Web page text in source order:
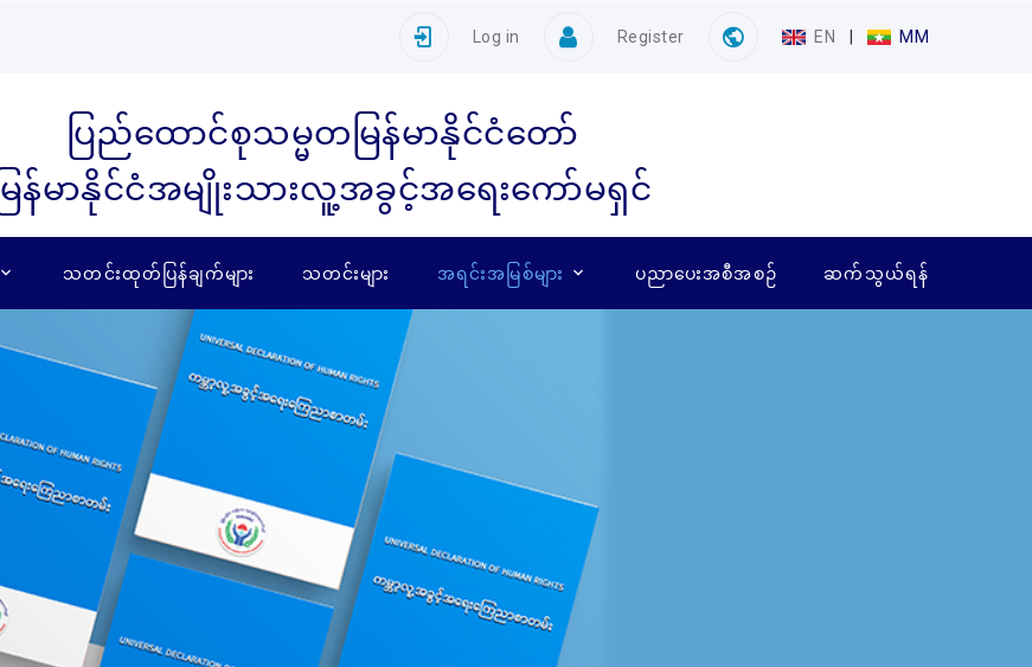
Log in Register EN | MM
ပြည်ထောင်စုသမ္မတမြန်မာနိုင်ငံတော်
မြန်မာနိုင်ငံအမျိုးသားလူ့အခွင့်အရေးကော်မရှင်
သတင်းထုတ်ပြန်ချက်များ သတင်းများ အရင်းအမြစ်များ ပညာပေးအစီအစဉ် ဆက်သွယ်ရန်